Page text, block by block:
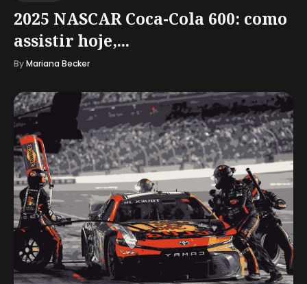
2025 NASCAR Coca-Cola 600: como
assistir hoje,...
ByMariana Becker